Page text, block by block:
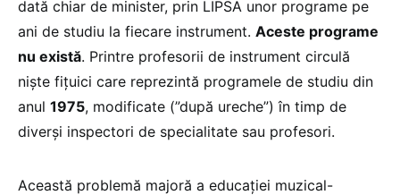
dată chiar de minister, prin LIPSA unor programe pe
ani de studiu la fiecare instrument. Aceste programe
nu există. Printre profesorii de instrument circulă
niște fițuici care reprezintă programele de studiu din
anul 1975, modificate (”după ureche”) în timp de
diverși inspectori de specialitate sau profesori.
Această problemă majoră a educației muzical-